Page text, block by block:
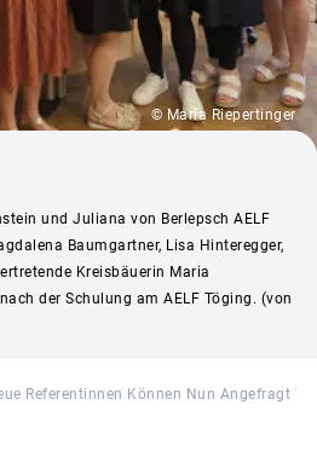
© Maria Riepertinger
und Juliana von Berlepsch AELF
Baumgartner, Lisa Hinteregger,
Kreisbäuerin Maria
der Schulung am AELF Töging. (von
Referentinnen Können Nun Angefragt